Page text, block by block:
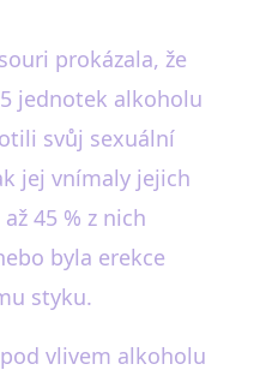
prokázala, že
jednotek alkoholu
svůj sexuální
jej vnímaly jejich
45 % z nich
byla erekce
styku.
vlivem alkoholu